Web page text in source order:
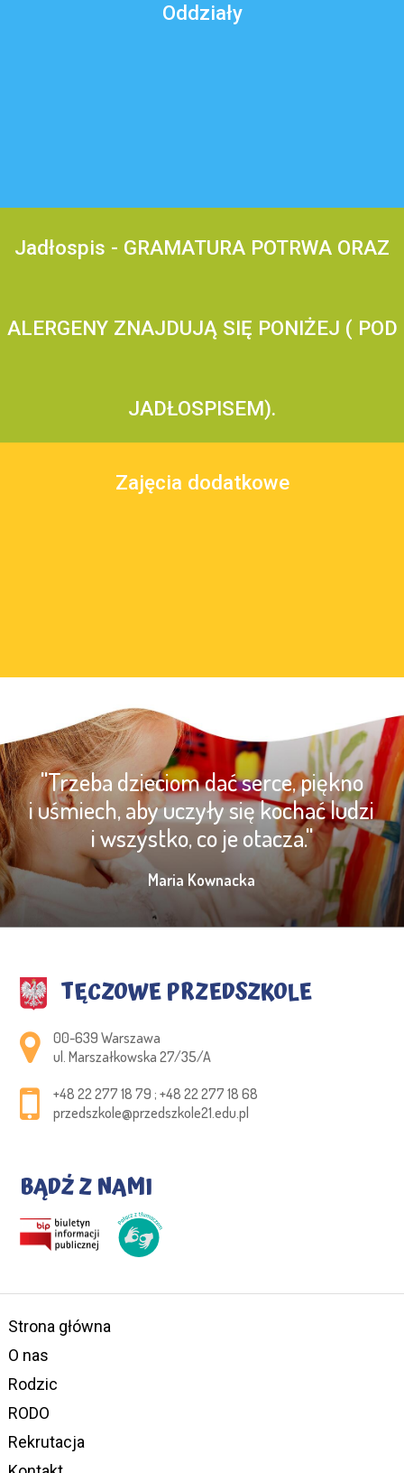
Oddziały
Jadłospis - GRAMATURA POTRWA ORAZ
ALERGENY ZNAJDUJĄ SIĘ PONIŻEJ ( POD
JADŁOSPISEM).
Zajęcia dodatkowe
"Trzeba dzieciom dać serce, piękno
i uśmiech, aby uczyły się kochać ludzi
i wszystko, co je otacza."
Maria Kownacka
TĘCZOWE PRZEDSZKOLE
Adres pocztowy:
00-639 Warszawa
ul. Marszałkowska 27/35/A
+48 22 277 18 79 ; +48 22 277 18 68
przedszkole@przedszkole21.edu.pl
BĄDŹ Z NAMI
Strona główna
O nas
Rodzic
RODO
Rekrutacja